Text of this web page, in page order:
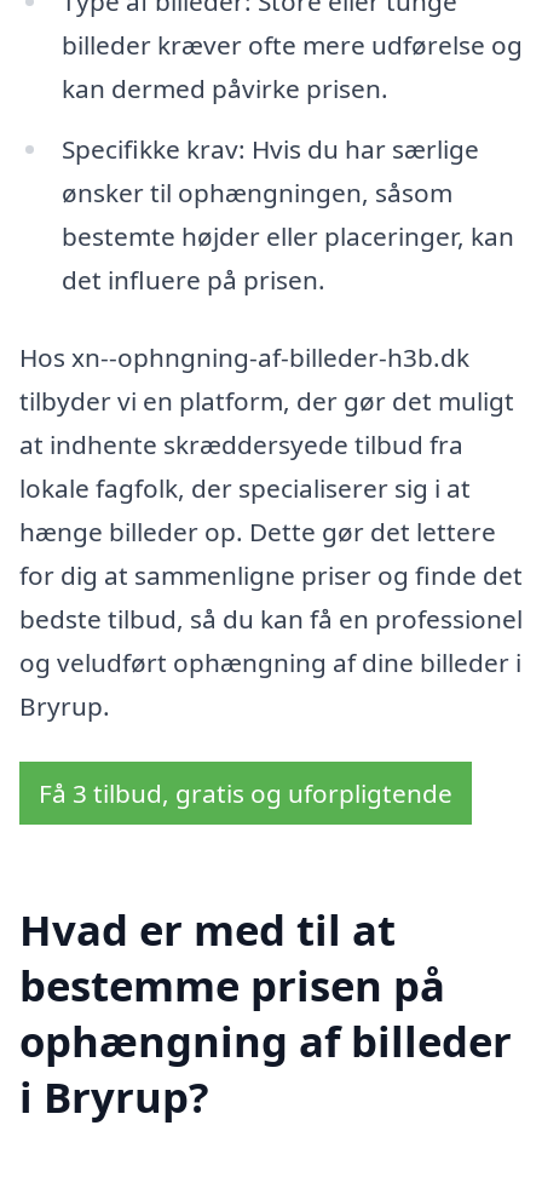
billeder kræver ofte mere udførelse og
kan dermed påvirke prisen.
Specifikke krav: Hvis du har særlige
ønsker til ophængningen, såsom
bestemte højder eller placeringer, kan
det influere på prisen.
Hos xn--ophngning-af-billeder-h3b.dk
tilbyder vi en platform, der gør det muligt
at indhente skræddersyede tilbud fra
lokale fagfolk, der specialiserer sig i at
hænge billeder op. Dette gør det lettere
for dig at sammenligne priser og finde det
bedste tilbud, så du kan få en professionel
og veludført ophængning af dine billeder i
Bryrup.
Få 3 tilbud, gratis og uforpligtende
Hvad er med til at
bestemme prisen på
ophængning af billeder
i Bryrup?